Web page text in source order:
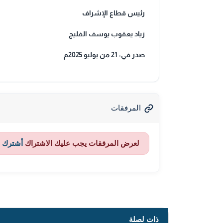
رئيس قطاع الإشراف
زياد يعقوب يوسف الفليج
صدر في: 21 من يوليو 2025م
المرفقات
لعرض المرفقات يجب عليك الاشتراك أشترك
ذات لصلة